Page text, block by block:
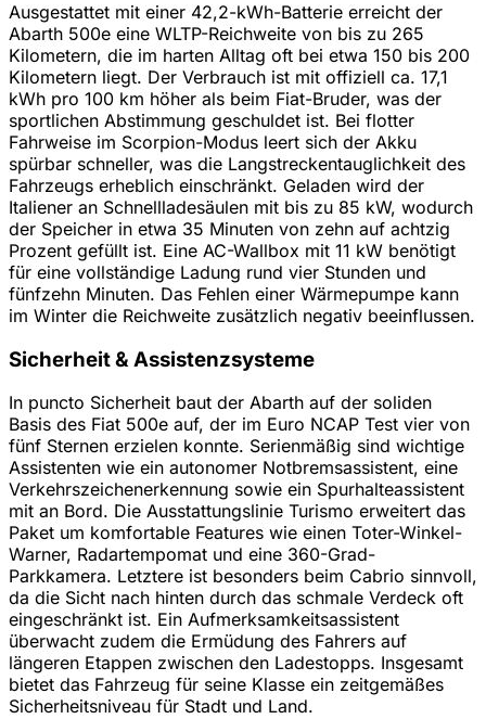
Ausgestattet mit einer 42,2-kWh-Batterie erreicht der
Abarth 500e eine WLTP-Reichweite von bis zu 265
Kilometern, die im harten Alltag oft bei etwa 150 bis 200
Kilometern liegt. Der Verbrauch ist mit offiziell ca. 17,1
kWh pro 100 km höher als beim Fiat-Bruder, was der
sportlichen Abstimmung geschuldet ist. Bei flotter
Fahrweise im Scorpion-Modus leert sich der Akku
spürbar schneller, was die Langstreckentauglichkeit des
Fahrzeugs erheblich einschränkt. Geladen wird der
Italiener an Schnellladesäulen mit bis zu 85 kW, wodurch
der Speicher in etwa 35 Minuten von zehn auf achtzig
Prozent gefüllt ist. Eine AC-Wallbox mit 11 kW benötigt
für eine vollständige Ladung rund vier Stunden und
fünfzehn Minuten. Das Fehlen einer Wärmepumpe kann
im Winter die Reichweite zusätzlich negativ beeinflussen.
Sicherheit & Assistenzsysteme
In puncto Sicherheit baut der Abarth auf der soliden
Basis des Fiat 500e auf, der im Euro NCAP Test vier von
fünf Sternen erzielen konnte. Serienmäßig sind wichtige
Assistenten wie ein autonomer Notbremsassistent, eine
Verkehrszeichenerkennung sowie ein Spurhalteassistent
mit an Bord. Die Ausstattungslinie Turismo erweitert das
Paket um komfortable Features wie einen Toter-Winkel-
Warner, Radartempomat und eine 360-Grad-
Parkkamera. Letztere ist besonders beim Cabrio sinnvoll,
da die Sicht nach hinten durch das schmale Verdeck oft
eingeschränkt ist. Ein Aufmerksamkeitsassistent
überwacht zudem die Ermüdung des Fahrers auf
längeren Etappen zwischen den Ladestopps. Insgesamt
bietet das Fahrzeug für seine Klasse ein zeitgemäßes
Sicherheitsniveau für Stadt und Land.